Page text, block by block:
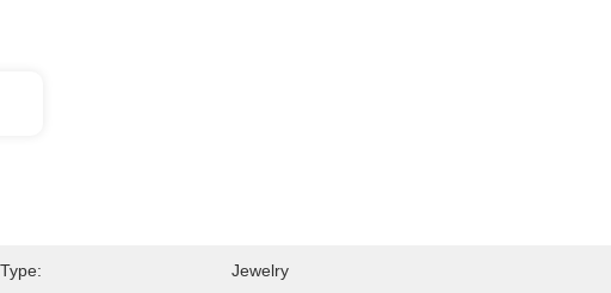
Type: Jewelry